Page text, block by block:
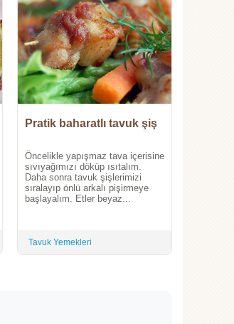
Pratik baharatlı tavuk şiş
Öncelikle yapışmaz tava içerisine
sıvıyağımızı döküp ısıtalım.
Daha sonra tavuk şişlerimizi
sıralayıp önlü arkalı pişirmeye
başlayalım. Etler beyaz...
Tavuk Yemekleri